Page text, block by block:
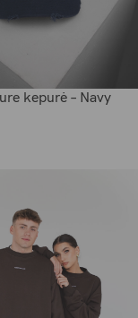
kepurė – Navy